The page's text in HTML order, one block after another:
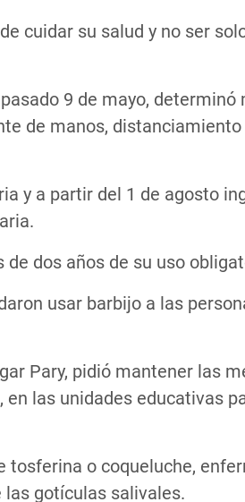
cuidar su salud y no ser
9 de mayo,
de manos,
y a partir del 1 de agosto
dos años de su uso
usar barbijo a las
Pary, pidió mantener las
las unidades educativas
tosferina o coqueluche,
gotículas salivales.